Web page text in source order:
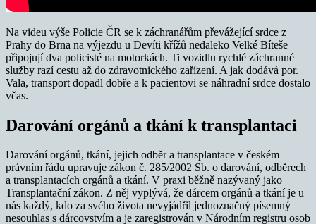
Na videu výše Policie ČR se k záchranářům převážející srdce z
Prahy do Brna na výjezdu u Devíti křížů nedaleko Velké Bíteše
připojují dva policisté na motorkách. Ti vozidlu rychlé záchranné
služby razí cestu až do zdravotnického zařízení. A jak dodává por.
Vala, transport dopadl dobře a k pacientovi se náhradní srdce dostalo
včas.
Darování orgánů a tkání k transplantaci
Darování orgánů, tkání, jejich odběr a transplantace v českém
právním řádu upravuje zákon č. 285/2002 Sb. o darování, odběrech
a transplantacích orgánů a tkání. V praxi běžně nazývaný jako
Transplantační zákon. Z něj vyplývá, že dárcem orgánů a tkání je u
nás každý, kdo za svého života nevyjádřil jednoznačný písemný
nesouhlas s dárcovstvím a je zaregistrován v Národním registru osob